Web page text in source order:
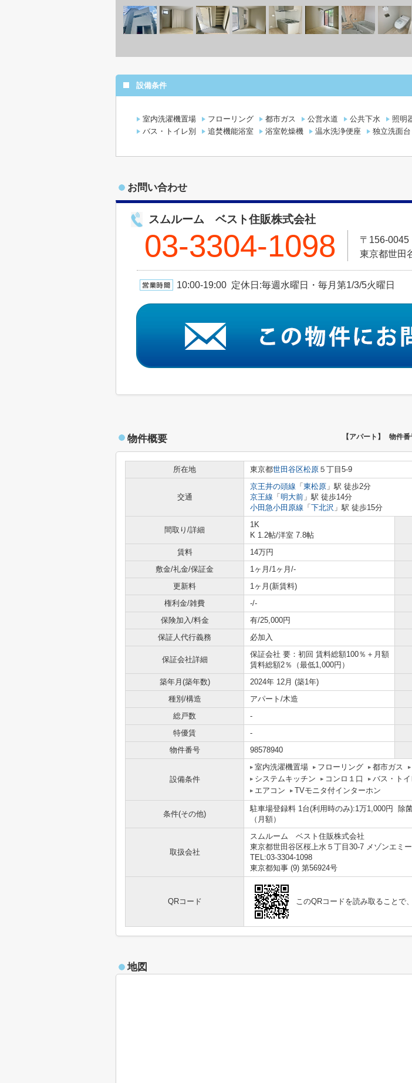
設備条件
室内洗濯機置場 フローリング 都市ガス 公営水道 公共下水 照明
バス・トイレ別
追焚機能浴室 浴室乾燥機 温水洗浄便座 独立洗面台
お問い合わせ
スムルーム ベスト住販株式会社
03-3304-1098
〒156-0045
東京都世田
10:00-19:00 定休日:毎週水曜日・毎月第1/3/5火曜日
物件概要 【アパート】 物件
所在地 東京都世田谷区松原 ５丁目5-9
交通
京王井の頭線 「 東松原 」駅 徒歩2分
京王線 「 明大前 」駅 徒歩14分
小田急小田原線 「 下北沢 」駅 徒歩15分
間取り/詳細
1K
K 1.2帖/洋室 7.8帖
賃料 14万円
敷金/礼金/保証金
1ヶ月/1ヶ月/-
更新料
1ヶ月(新賃料)
権利金/雑費
-/-
保険加入/料金
有/25,000円
保証人代行義務
必加入
保証会社詳細
保証会社 要：初回 賃料総額100％＋月額
賃料総額2％（最低1,000円）
築年月(築年数) 2024年 12月 (築1年)
種別/構造
アパート/木造
総戸数
-
特優賃
-
物件番号
98578940
設備条件
室内洗濯機置場 フローリング 都市ガス
システムキッチン
コンロ１口 バス・トイ
エアコン
TVモニタ付インターホン
条件(その他)
駐車場登録料 1台(利用時のみ):1万1,000円 除
（月額）
取扱会社
スムルーム ベスト住販株式会社
東京都世田谷区桜上水５丁目30-7 メゾンエミ
TEL:03-3304-1098
東京都知事 (9) 第56924号
QRコード このQRコードを読み取ることで
地図